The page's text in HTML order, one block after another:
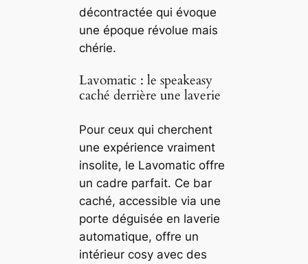
décontractée qui évoque
une époque révolue mais
chérie.
Lavomatic : le speakeasy
caché derrière une laverie
Pour ceux qui cherchent
une expérience vraiment
insolite, le Lavomatic offre
un cadre parfait. Ce bar
caché, accessible via une
porte déguisée en laverie
automatique, offre un
intérieur cosy avec des